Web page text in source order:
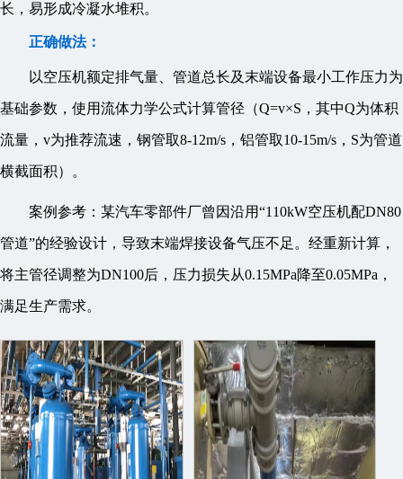
长，易形成冷凝水堆积。
正确做法：
以空压机额定排气量、管道总长及末端设备最小工作压力为
基础参数，使用流体力学公式计算管径（Q=v×S，其中Q为体积
流量，v为推荐流速，钢管取8-12m/s，铝管取10-15m/s，S为管道
横截面积）。
案例参考：某汽车零部件厂曾因沿用“110kW空压机配DN80
管道”的经验设计，导致末端焊接设备气压不足。经重新计算，
将主管径调整为DN100后，压力损失从0.15MPa降至0.05MPa，
满足生产需求。